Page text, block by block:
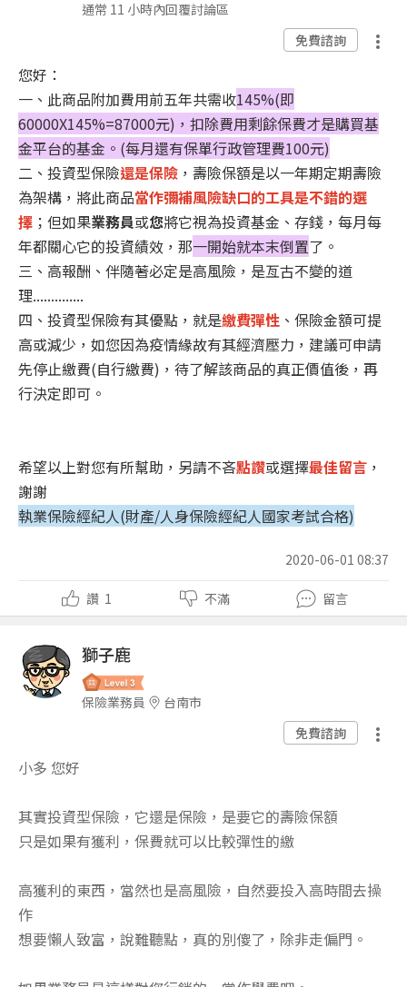
通常 11 小時內回覆討論區
免費諮詢
您好：
一、此商品附加費用前五年共需收145%(即
60000X145%=87000元)，扣除費用剩餘保費才是購買基
金平台的基金。(每月還有保單行政管理費100元)
二、投資型保險還是保險 ，壽險保額是以一年期定期壽險
為架構，將此商品當作彌補風險缺口的工具是不錯的選
擇 ；但如果業務員或您將它視為投資基金、存錢，每月每
年都關心它的投資績效，那一開始就本末倒置了。
三、高報酬、伴隨著必定是高風險，是亙古不變的道
理..............
四、投資型保險有其優點，就是繳費彈性 、保險金額可提
高或減少，如您因為疫情緣故有其經濟壓力，建議可申請
先停止繳費(自行繳費)，待了解該商品的真正價值後，再
行決定即可。
希望以上對您有所幫助，另請不吝點讚或選擇最佳留言 ，
謝謝
執業保險經紀人(財產/人身保險經紀人國家考試合格)
2020-06-01 08:37
讚 1 不滿 留言
獅子鹿
保險業務員
台南市
免費諮詢
小多 您好
其實投資型保險，它還是保險，是要它的壽險保額
只是如果有獲利，保費就可以比較彈性的繳
高獲利的東西，當然也是高風險，自然要投入高時間去操
作
想要懶人致富，說難聽點，真的別傻了，除非走偏門。